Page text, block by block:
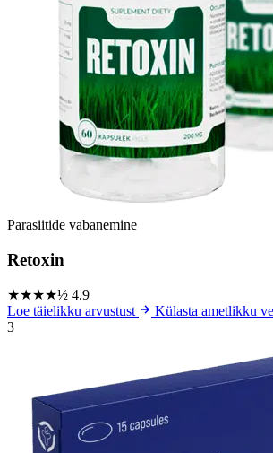
Parasiitide vabanemine
Retoxin
★★★★½ 4.9
Loe täielikku arvustust
Külasta ametlikku
3